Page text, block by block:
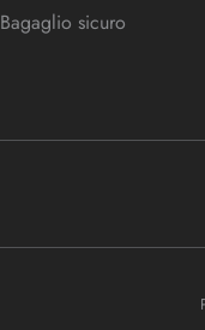
Bagaglio sicuro